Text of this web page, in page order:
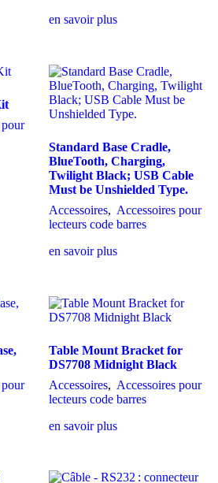
en savoir plus
Standard Base Cradle,
BlueTooth, Charging,
Twilight Black; USB Cable
Must be Unshielded Type.
Accessoires, Accessoires pour
lecteurs code barres
en savoir plus
Table Mount Bracket for
DS7708 Midnight Black
Accessoires, Accessoires pour
lecteurs code barres
en savoir plus